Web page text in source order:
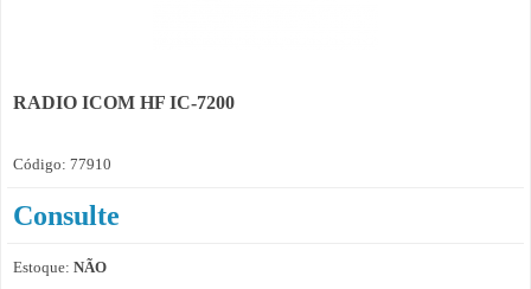
RADIO ICOM HF IC-7200
Código: 77910
Consulte
Estoque: NÃO